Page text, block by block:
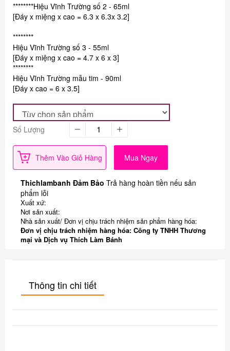
********Hiệu Vĩnh Trường số 2 - 65ml
[Đáy x miệng x cao = 6.3 x 6.3x 3.2]
********
Hiệu Vĩnh Trường số 3 - 55ml
[Đáy x miệng x cao = 4.7 x 6 x 3]
********
Hiệu Vĩnh Trường mẫu tim - 90ml
[Đáy x cao = 6 x 3.5]
Số Lượng
Thêm Vào Giỏ Hàng Mua Ngay
Thichlambanh Đảm Bảo Trả hàng hoàn tiền nếu sản
phẩm lỗi
Xuất xứ:
Nơi sản xuất:
Nhà sản xuất/ Đơn vị chịu trách nhiệm sản phẩm hàng hóa:
Đơn vị chịu trách nhiệm hàng hóa: Công ty TNHH Thương
mại và Dịch vụ Thích Làm Bánh
Thông tin chi tiết